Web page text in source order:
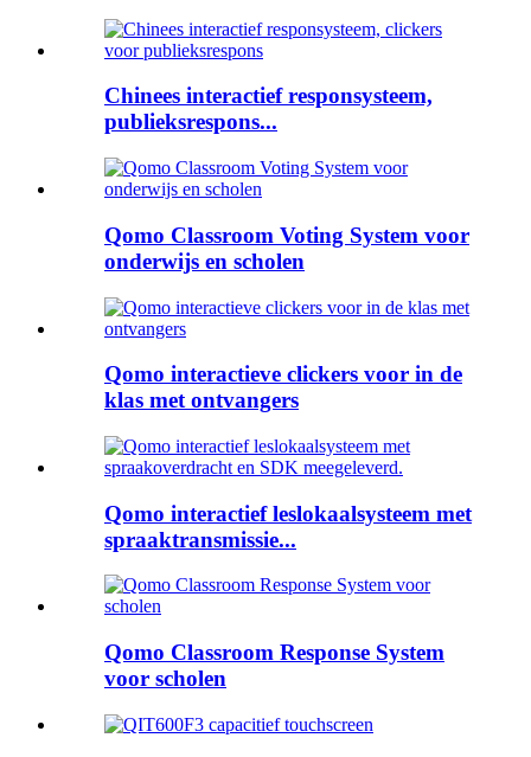
Chinees interactief responsysteem,
publieksrespons...
Qomo Classroom Voting System voor
onderwijs en scholen
Qomo interactieve clickers voor in de
klas met ontvangers
Qomo interactief leslokaalsysteem met
spraaktransmissie...
Qomo Classroom Response System
voor scholen